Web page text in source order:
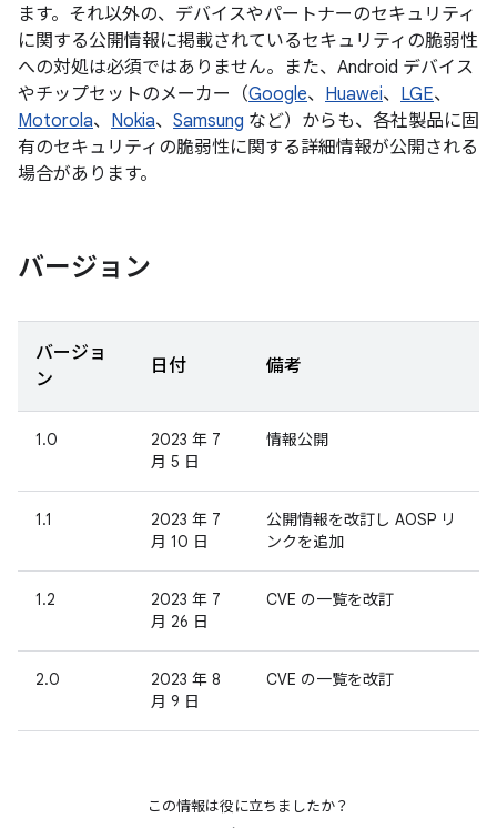
ます。それ以外の、デバイスやパートナーのセキュリティ
に関する公開情報に掲載されているセキュリティの脆弱性
への対処は必須ではありません。また、Android デバイス
やチップセットのメーカー（Google、 Huawei、 LGE、
Motorola、 Nokia、 Samsung など）からも、各社製品に固
有のセキュリティの脆弱性に関する詳細情報が公開される
場合があります。
バージョン
バージョ
ン
日付 備考
1.0
2023 年 7
月 5 日
情報公開
1.1
2023 年 7
月 10 日
公開情報を改訂し AOSP リ
ンクを追加
1.2
2023 年 7
月 26 日
CVE の一覧を改訂
2.0
2023 年 8
月 9 日
CVE の一覧を改訂
この情報は役に立ちましたか？